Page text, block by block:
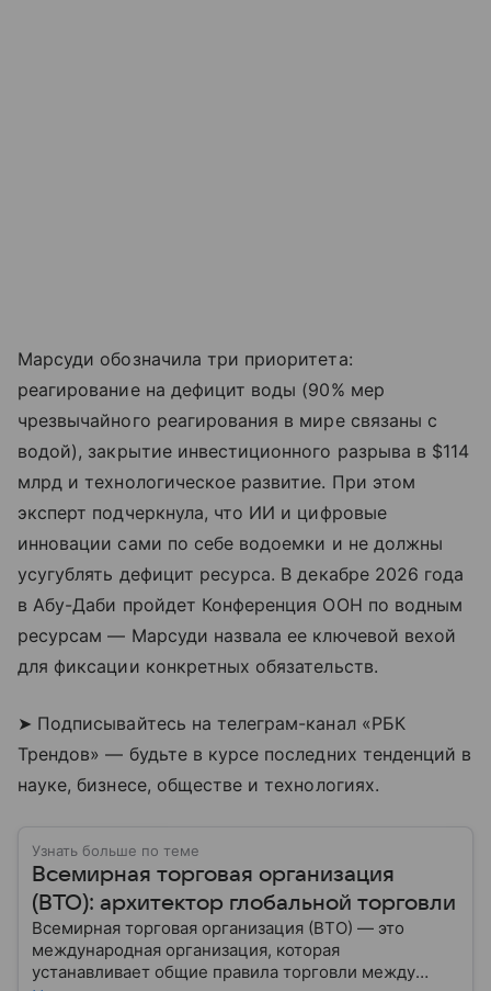
Марсуди обозначила три приоритета:
реагирование на дефицит воды (90% мер
чрезвычайного реагирования в мире связаны с
водой), закрытие инвестиционного разрыва в $114
млрд и технологическое развитие. При этом
эксперт подчеркнула, что ИИ и цифровые
инновации сами по себе водоемки и не должны
усугублять дефицит ресурса. В декабре 2026 года
в Абу-Даби пройдет Конференция ООН по водным
ресурсам — Марсуди назвала ее ключевой вехой
для фиксации конкретных обязательств.
➤ Подписывайтесь на телеграм-канал «РБК
Трендов» — будьте в курсе последних тенденций в
науке, бизнесе, обществе и технологиях.
Узнать больше по теме
Всемирная торговая организация
(ВТО): архитектор глобальной торговли
Всемирная торговая организация (ВТО) — это
международная организация, которая
устанавливает общие правила торговли между